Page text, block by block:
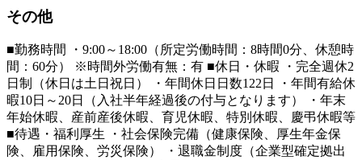
その他
■勤務時間 ・9:00～18:00（所定労働時間：8時間0分、休憩時
間：60分） ※時間外労働有無：有 ■休日・休暇 ・完全週休2
日制（休日は土日祝日） ・年間休日日数122日 ・年間有給休
暇10日～20日（入社半年経過後の付与となります） ・年末
年始休暇、産前産後休暇、育児休暇、特別休暇、慶弔休暇等
■待遇・福利厚生 ・社会保険完備（健康保険、厚生年金保
険、雇用保険、労災保険） ・退職金制度（企業型確定拠出